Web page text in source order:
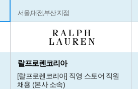
서울,대전,부산 지점
랄프로렌코리아
[랄프로렌코리아] 직영 스토어 직원
채용 (본사 소속)